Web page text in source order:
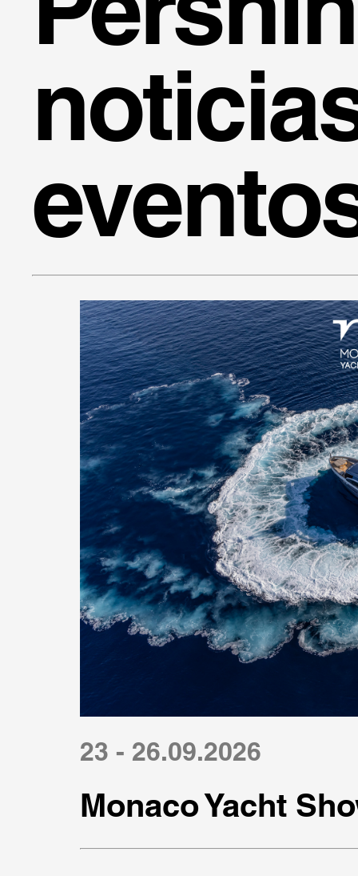
23 - 26.09.2026
Monaco Yacht